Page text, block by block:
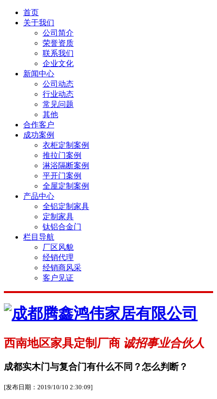
首页
关于我们
公司简介
荣誉资质
联系我们
企业文化
新闻中心
公司动态
行业动态
常见问题
其他
合作客户
成功案例
衣柜定制案例
推拉门案例
淋浴隔断案例
平开门案例
全屋定制案例
产品中心
全铝定制家具
定制家具
钛铝合金门
栏目导航
厂区风貌
经销代理
经销商风采
客户见证
西南地区家具定制厂商 诚招事业合伙人
成都实木门与复合门有什么不同？怎么判断？
[发布日期：2019/10/10 2:30:09]